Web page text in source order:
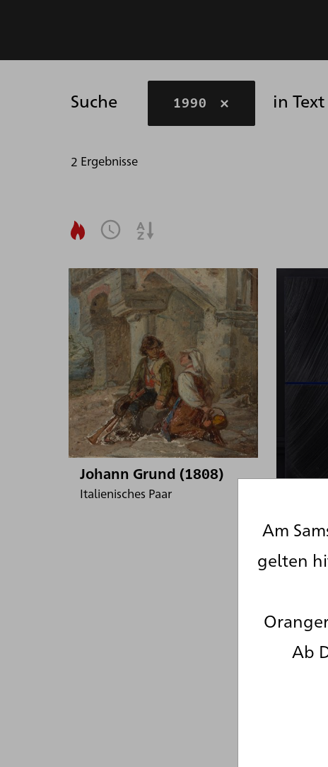
Suche 1990 in Text
2 Ergebnisse
Johann Grund (1808)
Italienisches Paar
Am
gelten
Ab